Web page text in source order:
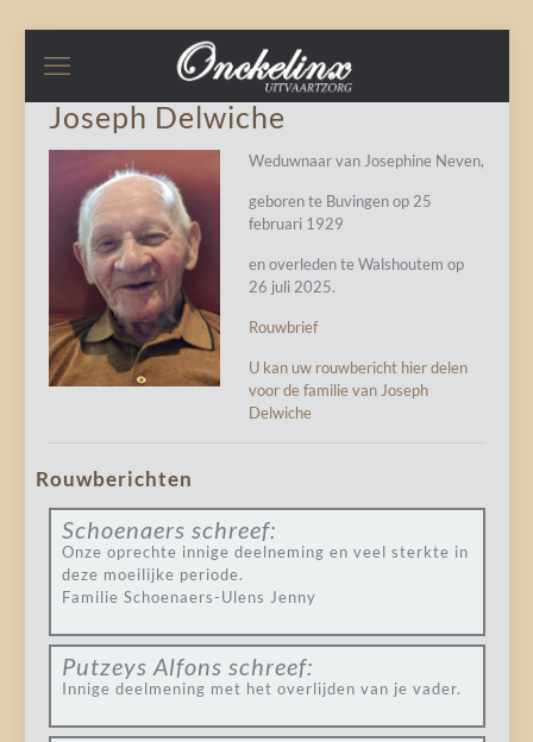
Joseph Delwiche
Weduwnaar van Josephine Neven,
geboren te Buvingen op 25
februari 1929
en overleden te Walshoutem op
26 juli 2025.
Rouwbrief
U kan uw rouwbericht hier delen
voor de familie van Joseph
Delwiche
Rouwberichten
Schoenaers schreef:
Onze oprechte innige deelneming en veel sterkte in
deze moeilijke periode.
Familie Schoenaers-Ulens Jenny
Putzeys Alfons schreef:
Innige deelmening met het overlijden van je vader.